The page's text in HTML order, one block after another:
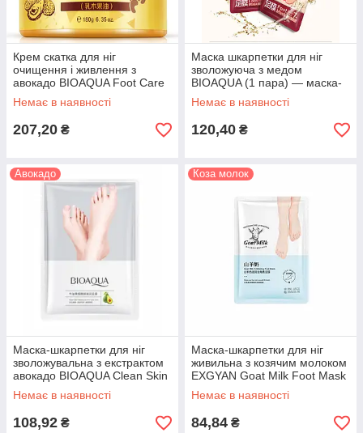
Крем скатка для ніг
очищення і живлення з
авокадо BIOAQUA Foot Care
Avocado (180г)
Немає в наявності
207,20 ₴
Маска шкарпетки для ніг
зволожуюча з медом
BIOAQUA (1 пара) — маска-
шкарпетки для ніг з медом
Немає в наявності
120,40 ₴
Авокадо
Маска-шкарпетки для ніг
зволожувальна з екстрактом
авокадо BIOAQUA Clean Skin
(35г)
Немає в наявності
108,92 ₴
Коза молок
Маска-шкарпетки для ніг
живильна з козячим молоком
EXGYAN Goat Milk Foot Mask
(35г)
Немає в наявності
84,84 ₴